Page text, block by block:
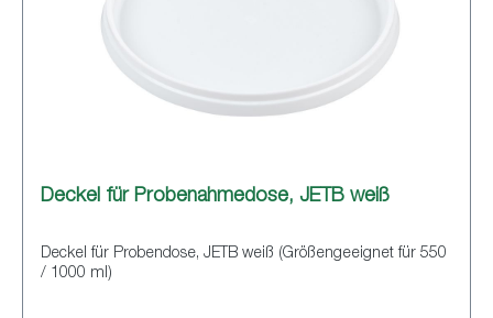
Deckel für Probenahmedose, JETB weiß
Deckel für Probendose, JETB weiß (Größengeeignet für 550
/ 1000 ml)